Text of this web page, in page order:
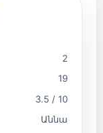
2
19
3.5 / 10
Աննա